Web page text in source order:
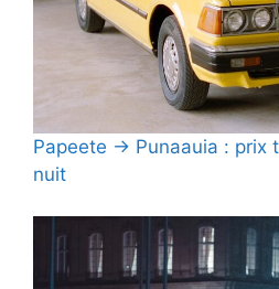
Papeete → Punaauia : prix
nuit